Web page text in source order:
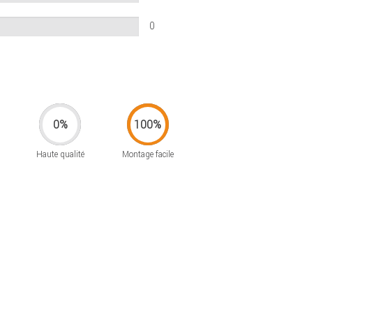
0
Haute qualité Montage facile